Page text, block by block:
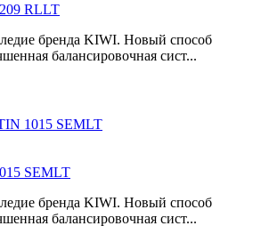
RLLT
бренда KIWI. Новый способ
балансировочная сист...
SEMLT
бренда KIWI. Новый способ
балансировочная сист...